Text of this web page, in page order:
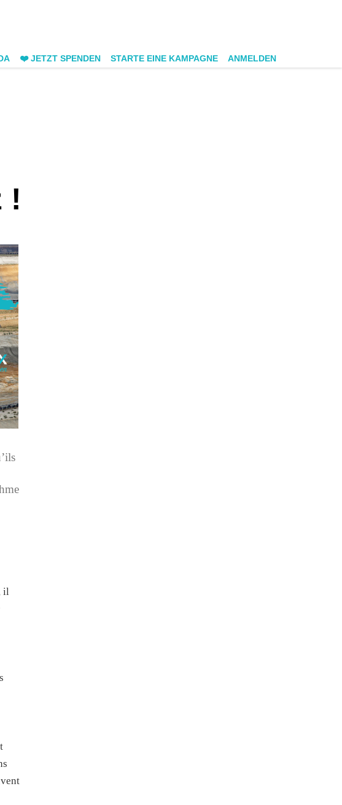
❤️ JETZT SPENDEN STARTE EINE KAMPAGNE ANMELDEN
!
il